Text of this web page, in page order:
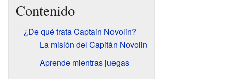
Contenido
¿De qué trata Captain Novolin?
La misión del Capitán Novolin
Aprende mientras juegas